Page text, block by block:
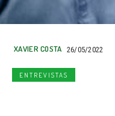
XAVIER COSTA 26/05/2022
ENTREVISTAS